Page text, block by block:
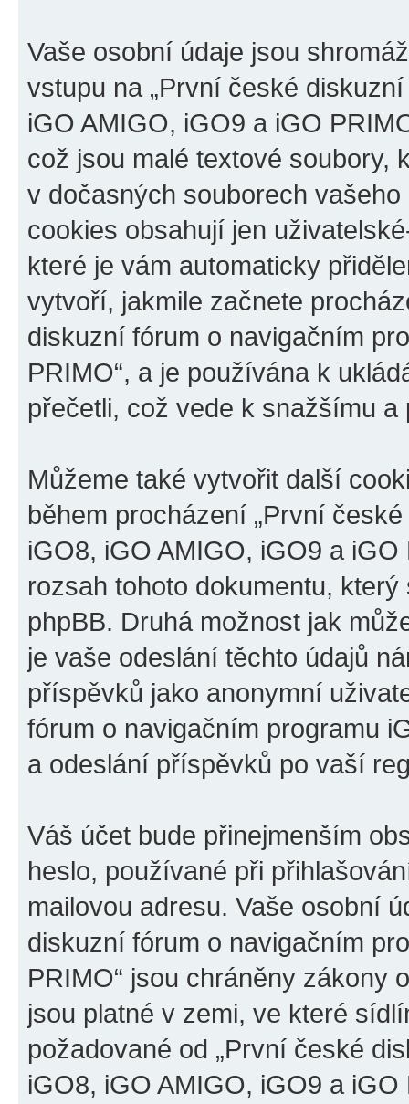
Vaše osobní údaje jsou
vstupu na „První české
iGO AMIGO, iGO9 a iGO
což jsou malé textové soubory,
v dočasných souborech
cookies obsahují jen
které je vám automaticky
vytvoří, jakmile začnete
diskuzní fórum o navigačním
PRIMO“, a je používána k
přečetli, což vede k snažšímu
Můžeme také vytvořit další
během procházení „První
iGO8, iGO AMIGO, iGO9 a
rozsah tohoto dokumentu,
phpBB. Druhá možnost jak
je vaše odeslání těchto údajů
příspěvků jako anonymní
fórum o navigačním programu
a odeslání příspěvků po vaší
Váš účet bude přinejmenším
heslo, používané při
mailovou adresu. Vaše osobní
diskuzní fórum o navigačním
PRIMO“ jsou chráněny zákony
jsou platné v zemi, ve které
požadované od „První české
iGO8, iGO AMIGO, iGO9 a